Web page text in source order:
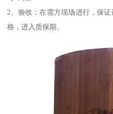
2、验收：在需方现场进行，保
格，进入质保期。